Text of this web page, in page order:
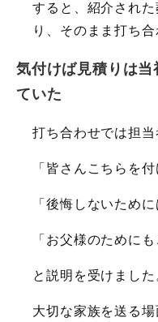
すると、紹介され
り、そのまま打ち合
気付けば見積りは当
ていた
打ち合わせでは担当
「皆さんこちらを付
「後悔しないために
「お父様のために
と説明を受けました
大切な家族を送る場